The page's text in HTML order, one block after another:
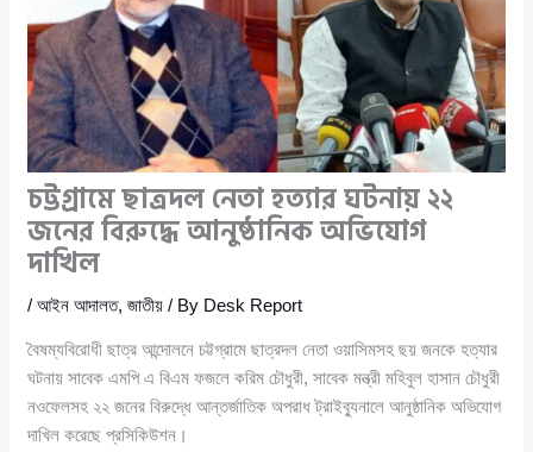
চট্টগ্রামে ছাত্রদল নেতা হত্যার ঘটনায় ২২
জনের বিরুদ্ধে আনুষ্ঠানিক অভিযোগ
দাখিল
/আইন আদালত,জাতীয় / By Desk Report
বৈষম্যবিরোধী ছাত্র আন্দোলনে চট্টগ্রামে ছাত্রদল নেতা ওয়াসিমসহ ছয় জনকে হত্যার
ঘটনায় সাবেক এমপি এ বিএম ফজলে করিম চৌধুরী, সাবেক মন্ত্রী মহিবুল হাসান চৌধুরী
নওফেলসহ ২২ জনের বিরুদ্ধে আন্তর্জাতিক অপরাধ ট্রাইব্যুনালে আনুষ্ঠানিক অভিযোগ
দাখিল করেছে প্রসিকিউশন।